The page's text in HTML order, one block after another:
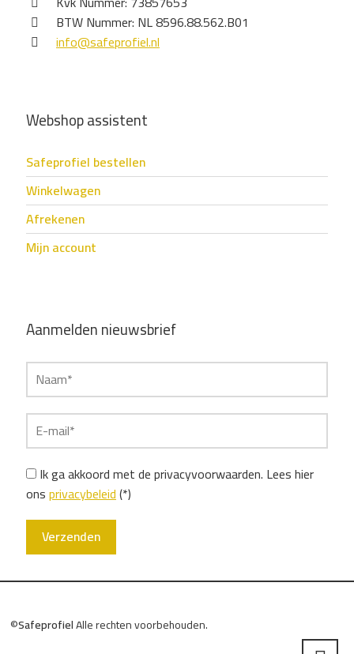
BTW Nummer: NL 8596.88.562.B01
info@safeprofiel.nl
Webshop assistent
Safeprofiel bestellen
Winkelwagen
Afrekenen
Mijn account
Aanmelden nieuwsbrief
Ik ga akkoord met de privacyvoorwaarden. Lees hier
onsprivacybeleid(*)
©SafeprofielAlle rechten voorbehouden.